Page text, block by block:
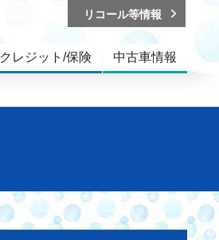
クレジット/保険 中古車情報
リコール等情報